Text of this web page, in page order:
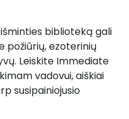
biblioteką gali
požiūrių, ezoterinių
Leiskite Immediate
vadovui, aiškiai
susipainiojusio